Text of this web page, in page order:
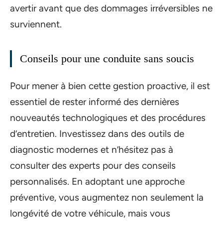
avertir avant que des dommages irréversibles ne
surviennent.
Conseils pour une conduite sans soucis
Pour mener à bien cette gestion proactive, il est
essentiel de rester informé des dernières
nouveautés technologiques et des procédures
d’entretien. Investissez dans des outils de
diagnostic modernes et n’hésitez pas à
consulter des experts pour des conseils
personnalisés. En adoptant une approche
préventive, vous augmentez non seulement la
longévité de votre véhicule, mais vous